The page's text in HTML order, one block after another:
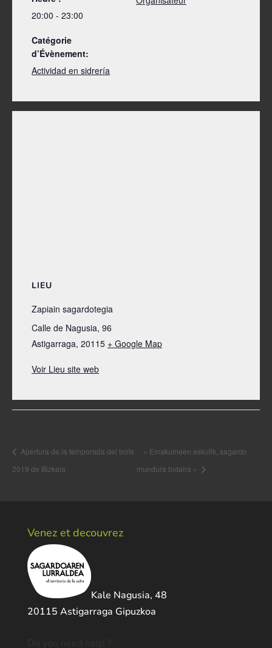
20:00 - 23:00
Catégorie
d’Évènement:
Actividad en sidrería
LIEU
Zapiain sagardotegia
Calle de Nagusia, 96
Astigarraga, 20115 + Google Map
Voir Lieu site web
Apertura de la temporada del txotx
2019 de Bizkaia
« Emakumeen eskutik, sagardo
mundura bidaira »
Venez et decouvrez
Kale Nagusia, 48
20115 Astigarraga Gipuzkoa